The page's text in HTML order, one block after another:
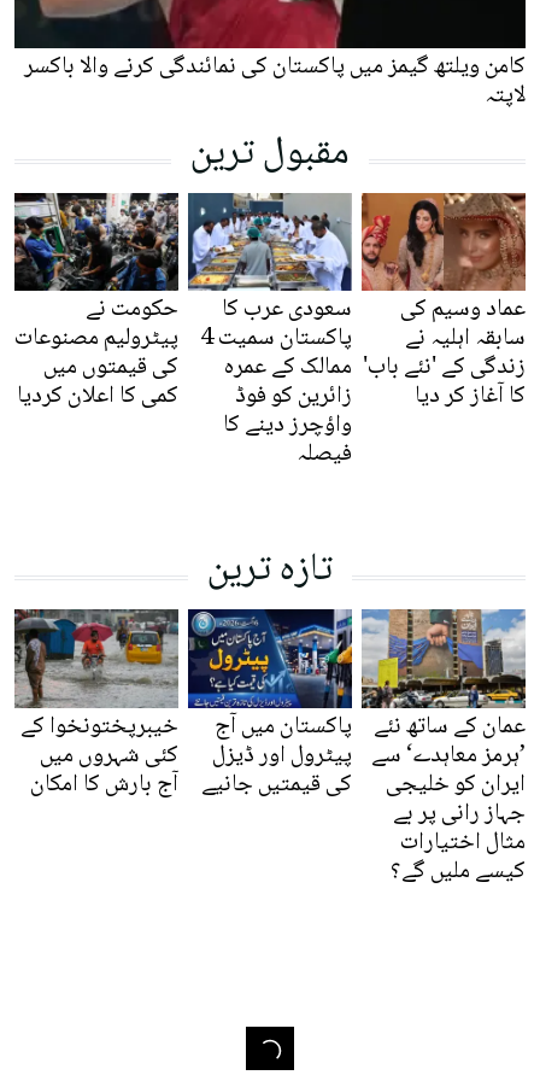
کامن ویلتھ گیمز میں پاکستان کی نمائندگی کرنے والا باکسر
لاپتہ
مقبول ترین
عماد وسیم کی
سابقہ اہلیہ نے
زندگی کے 'نئے باب'
کا آغاز کر دیا
سعودی عرب کا
پاکستان سمیت 4
ممالک کے عمرہ
زائرین کو فوڈ
واؤچرز دینے کا
فیصلہ
حکومت نے
پیٹرولیم مصنوعات
کی قیمتوں میں
کمی کا اعلان کردیا
تازہ ترین
عمان کے ساتھ نئے
’ہرمز معاہدے‘ سے
ایران کو خلیجی
جہاز رانی پر بے
مثال اختیارات
کیسے ملیں گے؟
پاکستان میں آج
پیٹرول اور ڈیزل
کی قیمتیں جانیے
خیبرپختونخوا کے
کئی شہروں میں
آج بارش کا امکان